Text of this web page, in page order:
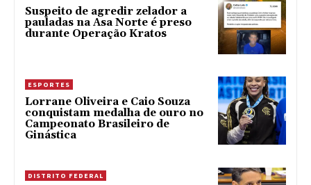
Suspeito de agredir zelador a
pauladas na Asa Norte é preso
durante Operação Kratos
ESPORTES
Lorrane Oliveira e Caio Souza
conquistam medalha de ouro no
Campeonato Brasileiro de
Ginástica
DISTRITO FEDERAL